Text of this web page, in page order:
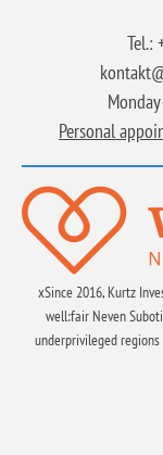
Tel.:
Personal
xSince 2016, Kurtz
well:fair Neven
underprivileged